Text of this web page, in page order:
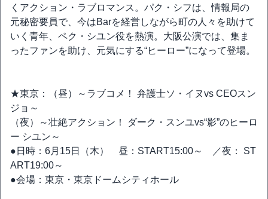
くアクション・ラブロマンス。パク・シフは、情報局の
元秘密要員で、今はBarを経営しながら町の人々を助けて
いく青年、ペク・シユン役を熱演。大阪公演では、集ま
ったファンを助け、元気にする“ヒーロー”になって登場。
★東京：（昼）～ラブコメ！ 弁護士ソ・イヌvs CEOスン
ジョ～
（夜）～壮絶アクション！ ダーク・スンユvs“影”のヒーロ
ー シユン～
●日時：6月15日（木） 昼：START15:00～ ／夜： ST
ART19:00～
●会場：東京・東京ドームシティホール